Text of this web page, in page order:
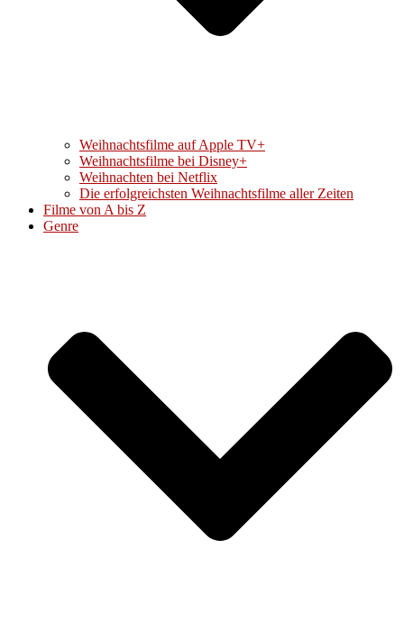
Weihnachtsfilme auf Apple TV+
Weihnachtsfilme bei Disney+
Weihnachten bei Netflix
Die erfolgreichsten Weihnachtsfilme aller Zeiten
Filme von A bis Z
Genre